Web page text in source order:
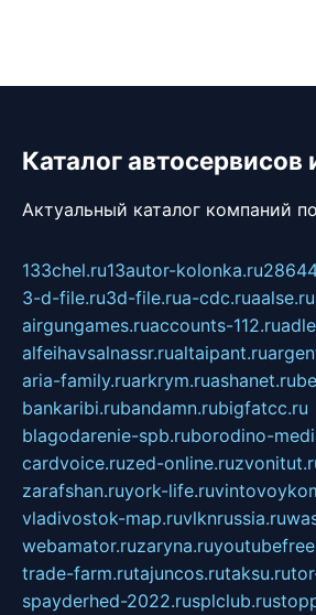
Каталог автосервисов
Актуальный каталог компаний
133chel.ru13autor-kolonka.ru
3-d-file.ru3d-file.rua-cdc.ruaalse.ru
airgungames.ruaccounts-112.ru
alfeihavsalnassr.rualtaipant.ru
aria-family.ruarkrym.ruashanet.ru
bankaribi.rubandamn.rubigfatcc.ru
blagodarenie-spb.ruborodino-
cardvoice.ruzed-online.ru
zarafshan.ruyork-life.ru
vladivostok-map.ruvlknrussia.ru
webamator.ruzaryna.ru
trade-farm.rutajuncos.rutaksu.ru
spayderhed-2022.rusplclub.ru